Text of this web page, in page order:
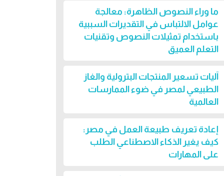
ما وراء النصوص الظاهرة: معالجة
عوامل الالتباس في التقديرات السببية
باستخدام تمثيلات النصوص وتقنيات
التعلم العميق
آليات تسعير المنتجات البترولية والغاز
الطبيعي لمصر في ضوء الممارسات
العالمية
إعادة تعريف طبيعة العمل في مصر:
كيف يغير الذكاء الاصطناعي الطلب
على المهارات